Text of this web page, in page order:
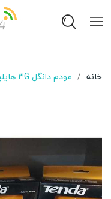
خانه مودم دانگل 3G هایلینک به همراه روتر Tenda